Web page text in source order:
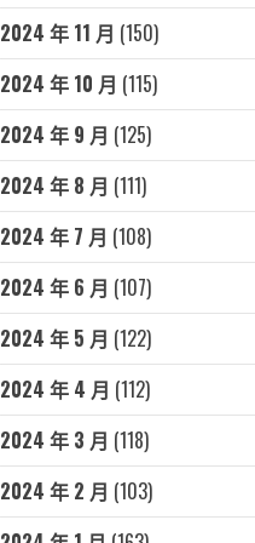
2024 年 11 月 (150)
2024 年 10 月 (115)
2024 年 9 月 (125)
2024 年 8 月 (111)
2024 年 7 月 (108)
2024 年 6 月 (107)
2024 年 5 月 (122)
2024 年 4 月 (112)
2024 年 3 月 (118)
2024 年 2 月 (103)